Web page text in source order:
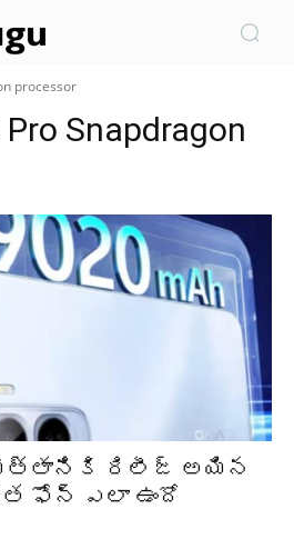
processor
Snapdragon
మొత్తానికి రిలీజ్ అయిన
ఫోన్ ఎలా ఉందో